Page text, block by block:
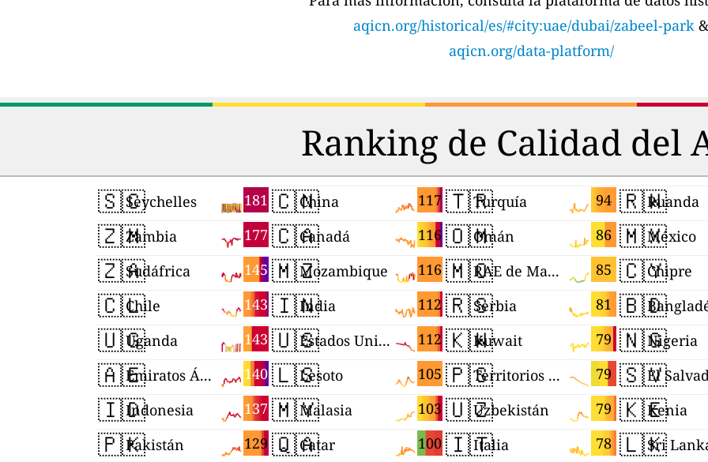
aqicn.org/historical/es/#city:uae/dubai/zabeel-park &
aqicn.org/data-platform/
Ranking de Calidad del
🇸🇨 181
Seychelles
🇿🇲 177
Zambia
🇿🇦 145
Sudáfrica
🇨🇱 143
Chile
🇺🇬 143
Uganda
🇦🇪 140
Emiratos Árabes Unidos
🇮🇩 137
Indonesia
🇵🇰 129
Pakistán
🇨🇳 117
China
🇨🇦 116
Canadá
🇲🇿 116
Mozambique
🇮🇳 112
India
🇺🇸 112
Estados Unidos
🇱🇸 105
Lesoto
🇲🇾 103
Malasia
🇶🇦 100
Catar
🇹🇷 94
Turquía
🇴🇲 86
Omán
🇲🇴 85
RAE de Macao (China)
🇷🇸 81
Serbia
🇰🇼 79
Kuwait
🇵🇸 79
Territorios Palestinos
🇺🇿 79
Uzbekistán
🇮🇹 78
Italia
🇷🇼Ruanda
🇲🇽México
🇨🇾Chipre
🇧🇩
🇳🇬Nigeria
🇸🇻
El
🇰🇪Kenia
🇱🇰
Sri